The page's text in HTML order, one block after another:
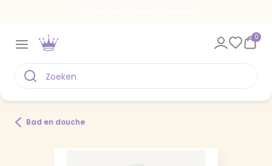
0
Bad en douche